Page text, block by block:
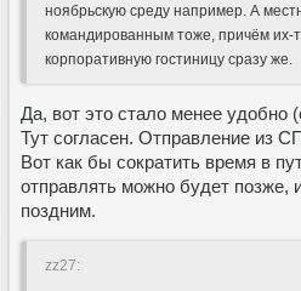
ноябрьскую среду например. А
командированным тоже, причём их-
корпоративную гостиницу сразу же.
Да, вот это стало менее удобно
Тут согласен. Отправление из
Вот как бы сократить время в
отправлять можно будет позже,
поздним.
zz27: